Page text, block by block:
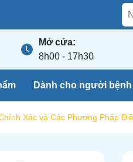
Mở cửa:
8h00 - 17h30
Dành cho người bệnh
Xác và Các Phương Pháp